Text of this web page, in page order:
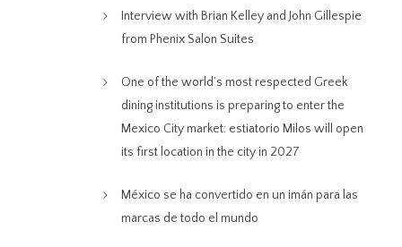
Interview with Brian Kelley and John Gillespie
from Phenix Salon Suites
One of the world’s most respected Greek
dining institutions is preparing to enter the
Mexico City market: estiatorio Milos will open
its first location in the city in 2027
México se ha convertido en un imán para las
marcas de todo el mundo